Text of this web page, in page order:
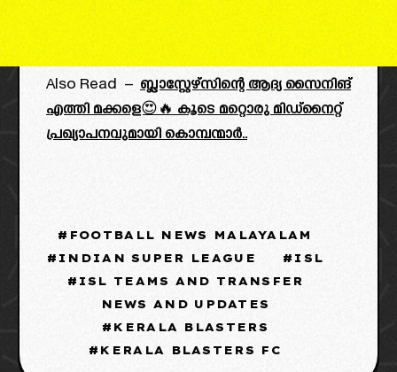
Also Read – ബ്ലാസ്റ്റേഴ്സിന്റെ ആദ്യ സൈനിങ്
എത്തി മക്കളെ😍🔥 കൂടെ മറ്റൊരു മിഡ്‌നൈറ്റ്‌
പ്രഖ്യാപനവുമായി കൊമ്പന്മാർ..
FOOTBALL NEWS MALAYALAM
INDIAN SUPER LEAGUE
ISL
ISL TEAMS AND TRANSFER
NEWS AND UPDATES
KERALA BLASTERS
KERALA BLASTERS FC